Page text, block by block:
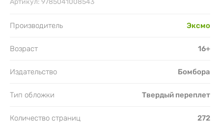
Производитель Эксмо
Возраст 16+
Издательство Бомбора
Тип обложки Твердый переплет
Количество страниц 272